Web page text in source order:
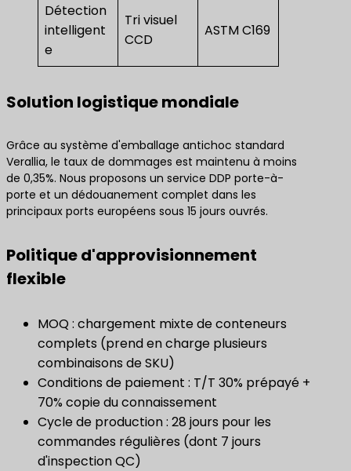
Détection
intelligent
e
Tri visuel
CCD
ASTM C169
Solution logistique mondiale
Grâce au système d'emballage antichoc standard
Verallia, le taux de dommages est maintenu à moins
de 0,35%. Nous proposons un service DDP porte-à-
porte et un dédouanement complet dans les
principaux ports européens sous 15 jours ouvrés.
Politique d'approvisionnement
flexible
MOQ : chargement mixte de conteneurs
complets (prend en charge plusieurs
combinaisons de SKU)
Conditions de paiement : T/T 30% prépayé +
70% copie du connaissement
Cycle de production : 28 jours pour les
commandes régulières (dont 7 jours
d'inspection QC)